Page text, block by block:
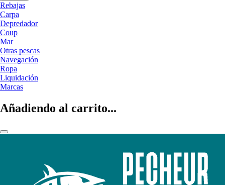
Rebajas
Carpa
Depredador
Coup
Mar
Otras pescas
Navegación
Ropa
Liquidación
Marcas
Añadiendo al carrito...